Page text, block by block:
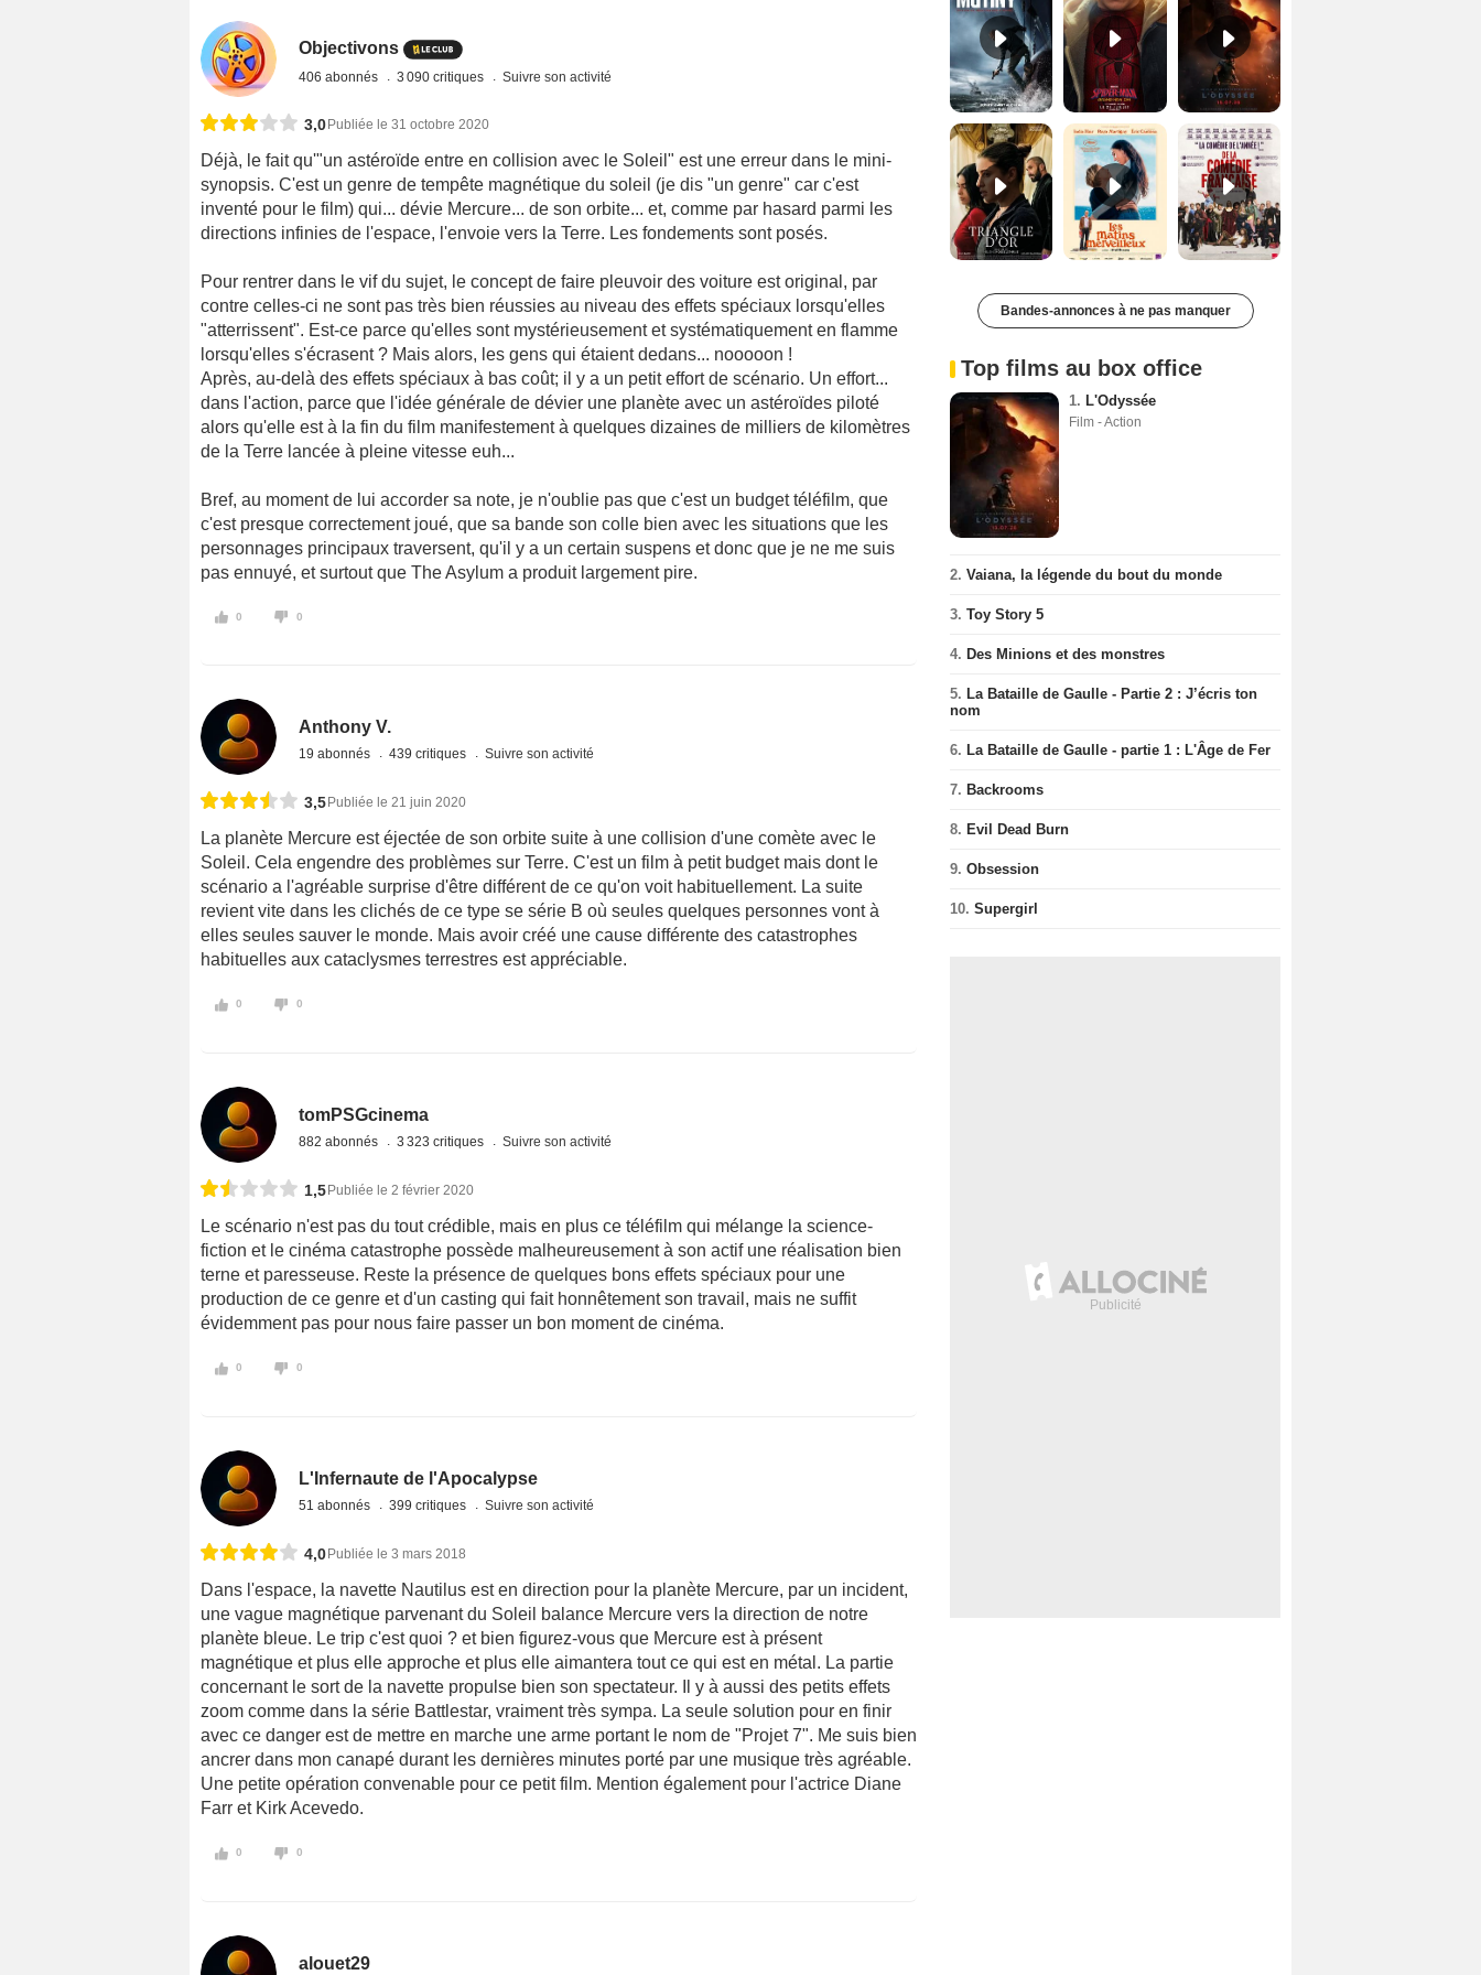
Objectivons
406 abonnés 3 090 critiques Suivre son activité
3,0Publiée le 31 octobre 2020
Déjà, le fait qu'"un astéroïde entre en collision avec le Soleil" est une erreur dans le mini-
synopsis. C'est un genre de tempête magnétique du soleil (je dis "un genre" car c'est
inventé pour le film) qui... dévie Mercure... de son orbite... et, comme par hasard parmi les
directions infinies de l'espace, l'envoie vers la Terre. Les fondements sont posés.
Pour rentrer dans le vif du sujet, le concept de faire pleuvoir des voiture est original, par
contre celles-ci ne sont pas très bien réussies au niveau des effets spéciaux lorsqu'elles
"atterrissent". Est-ce parce qu'elles sont mystérieusement et systématiquement en flamme
lorsqu'elles s'écrasent ? Mais alors, les gens qui étaient dedans... nooooon !
Après, au-delà des effets spéciaux à bas coût; il y a un petit effort de scénario. Un effort...
dans l'action, parce que l'idée générale de dévier une planète avec un astéroïdes piloté
alors qu'elle est à la fin du film manifestement à quelques dizaines de milliers de kilomètres
de la Terre lancée à pleine vitesse euh...
Bref, au moment de lui accorder sa note, je n'oublie pas que c'est un budget téléfilm, que
c'est presque correctement joué, que sa bande son colle bien avec les situations que les
personnages principaux traversent, qu'il y a un certain suspens et donc que je ne me suis
pas ennuyé, et surtout que The Asylum a produit largement pire.
0 0
Anthony V.
19 abonnés 439 critiques Suivre son activité
3,5 Publiée le 21 juin 2020
La planète Mercure est éjectée de son orbite suite à une collision d'une comète avec le
Soleil. Cela engendre des problèmes sur Terre. C'est un film à petit budget mais dont le
scénario a l'agréable surprise d'être différent de ce qu'on voit habituellement. La suite
revient vite dans les clichés de ce type se série B où seules quelques personnes vont à
elles seules sauver le monde. Mais avoir créé une cause différente des catastrophes
habituelles aux cataclysmes terrestres est appréciable.
0 0
tomPSGcinema
882 abonnés 3 323 critiques Suivre son activité
1,5 Publiée le 2 février 2020
Le scénario n'est pas du tout crédible, mais en plus ce téléfilm qui mélange la science-
fiction et le cinéma catastrophe possède malheureusement à son actif une réalisation bien
terne et paresseuse. Reste la présence de quelques bons effets spéciaux pour une
production de ce genre et d'un casting qui fait honnêtement son travail, mais ne suffit
évidemment pas pour nous faire passer un bon moment de cinéma.
0 0
L'Infernaute de l'Apocalypse
51 abonnés 399 critiques Suivre son activité
4,0 Publiée le 3 mars 2018
Dans l'espace, la navette Nautilus est en direction pour la planète Mercure, par un incident,
une vague magnétique parvenant du Soleil balance Mercure vers la direction de notre
planète bleue. Le trip c'est quoi ? et bien figurez-vous que Mercure est à présent
magnétique et plus elle approche et plus elle aimantera tout ce qui est en métal. La partie
concernant le sort de la navette propulse bien son spectateur. Il y à aussi des petits effets
zoom comme dans la série Battlestar, vraiment très sympa. La seule solution pour en finir
avec ce danger est de mettre en marche une arme portant le nom de "Projet 7". Me suis bien
ancrer dans mon canapé durant les dernières minutes porté par une musique très agréable.
Une petite opération convenable pour ce petit film. Mention également pour l'actrice Diane
Farr et Kirk Acevedo.
0 0
alouet29
Le Triangle d'or Bande-annonce VF De la Comédie-Française Teaser VF
Bandes-annonces à ne pas manquer
Top films au box office
1. L'Odyssée
Film - Action
2. Vaiana, la légende du bout du monde
3. Toy Story 5
4. Des Minions et des monstres
5. La Bataille de Gaulle - Partie 2 : J’écris ton
nom
6. La Bataille de Gaulle - partie 1 : L'Âge de Fer
7. Backrooms
8. Evil Dead Burn
9. Obsession
10. Supergirl